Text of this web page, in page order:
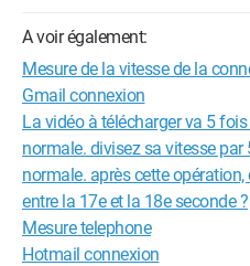
A voir également:
Mesure de la vitesse de la
Gmail connexion
La vidéo à télécharger va 5
normale. divisez sa vitesse
normale. après cette
entre la 17e et la 18e seconde ?
Mesure telephone
Hotmail connexion